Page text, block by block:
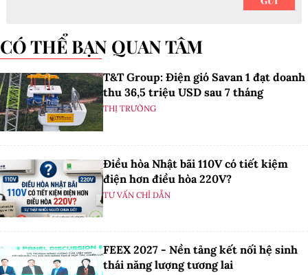
CÓ THỂ BẠN QUAN TÂM
T&T Group: Điện gió Savan 1 đạt doanh
thu 36,5 triệu USD sau 7 tháng
THỊ TRƯỜNG
Điều hòa Nhật bãi 110V có tiết kiệm
điện hơn điều hòa 220V?
TƯ VẤN CHỈ DẪN
FEEX 2027 - Nền tảng kết nối hệ sinh
thái năng lượng tương lai